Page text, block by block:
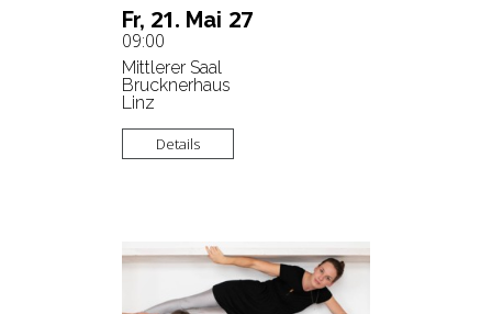
Fr, 21. Mai 27
09:00
Mittlerer Saal
Brucknerhaus
Linz
Details